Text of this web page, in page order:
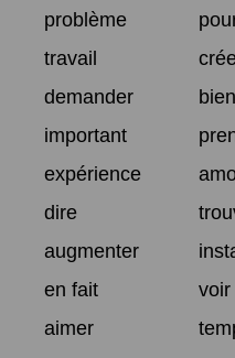
problème
travail
demander
bien
important
expérience
dire
augmenter
en fait
voir
aimer